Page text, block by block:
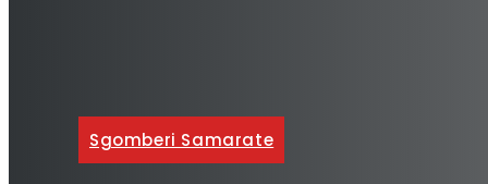
Sgomberi Samarate